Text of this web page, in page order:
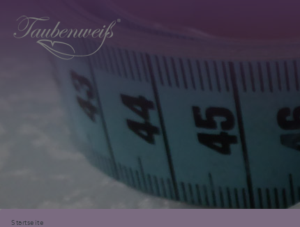
Startseite